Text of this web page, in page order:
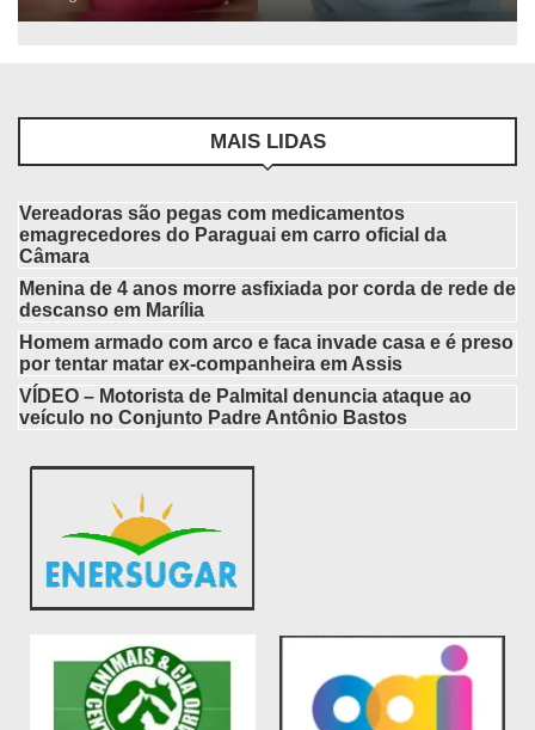
MAIS LIDAS
Vereadoras são pegas com medicamentos
emagrecedores do Paraguai em carro oficial da
Câmara
Menina de 4 anos morre asfixiada por corda de rede de
descanso em Marília
Homem armado com arco e faca invade casa e é preso
por tentar matar ex-companheira em Assis
VÍDEO – Motorista de Palmital denuncia ataque ao
veículo no Conjunto Padre Antônio Bastos